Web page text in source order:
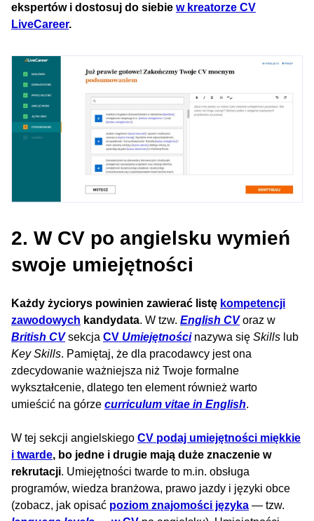
ekspertów i dostosuj do siebie w kreatorze CV
LiveCareer.
2. W CV po angielsku wymień
swoje umiejętności
Każdy życiorys powinien zawierać listę kompetencji
zawodowych kandydata. W tzw. English CVoraz w
British CVsekcja CV Umiejętnościnazywa się Skills lub
Key Skills. Pamiętaj, że dla pracodawcy jest ona
zdecydowanie ważniejsza niż Twoje formalne
wykształcenie, dlatego ten element również warto
umieścić na górze curriculum vitae in English.
W tej sekcji angielskiego CV podaj umiejętności miękkie
i twarde, bo jedne i drugie mają duże znaczenie w
rekrutacji. Umiejętności twarde to m.in. obsługa
programów, wiedza branżowa, prawo jazdy i języki obce
(zobacz, jak opisać poziom znajomości języka — tzw.